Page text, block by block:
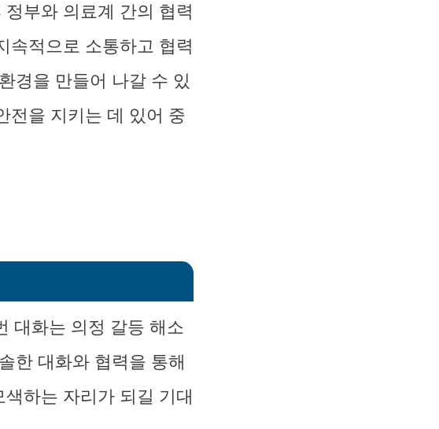
부와 의료계 간의 협력
속적으로 소통하고 협력
경을 만들어 나갈 수 있
전을 지키는 데 있어 중
대화는 의정 갈등 해소
한 대화와 협력을 통해
하는 자리가 되길 기대